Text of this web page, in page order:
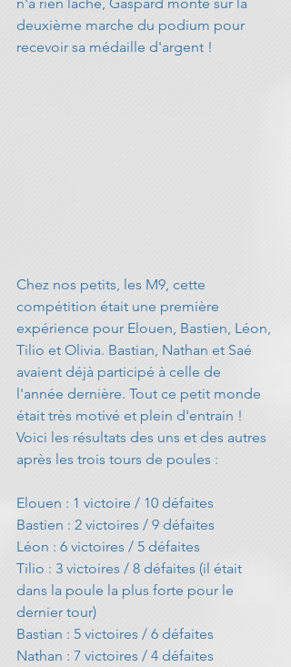
deuxième marche du podium pour
recevoir sa médaille d'argent !
Chez nos petits, les M9, cette
compétition était une première
expérience pour Elouen, Bastien, Léon,
Tilio et Olivia. Bastian, Nathan et Saé
avaient déjà participé à celle de
l'année dernière. Tout ce petit monde
était très motivé et plein d'entrain !
Voici les résultats des uns et des autres
après les trois tours de poules :
Elouen : 1 victoire / 10 défaites
Bastien : 2 victoires / 9 défaites
Léon : 6 victoires / 5 défaites
Tilio : 3 victoires / 8 défaites (il était
dans la poule la plus forte pour le
dernier tour)
Bastian : 5 victoires / 6 défaites
Nathan : 7 victoires / 4 défaites